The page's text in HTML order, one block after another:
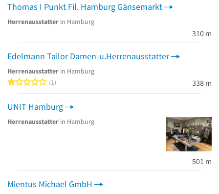
Thomas I Punkt Fil. Hamburg Gänsemarkt
Herrenausstatter in Hamburg
310 m
Edelmann Tailor Damen-u.Herrenausstatter
Herrenausstatter in Hamburg
1 von 5 Sternen
1 338 m
UNIT Hamburg
Herrenausstatter in Hamburg
501 m
Mientus Michael GmbH